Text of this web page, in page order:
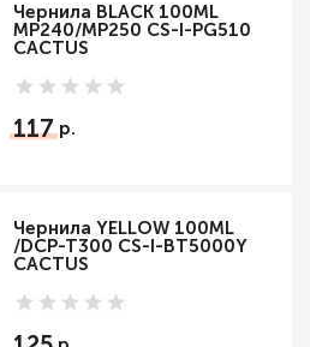
Чернила BLACK 100ML
MP240/MP250 CS-I-PG510
CACTUS
117
Чернила YELLOW 100ML
/DCP-T300 CS-I-BT5000Y
CACTUS